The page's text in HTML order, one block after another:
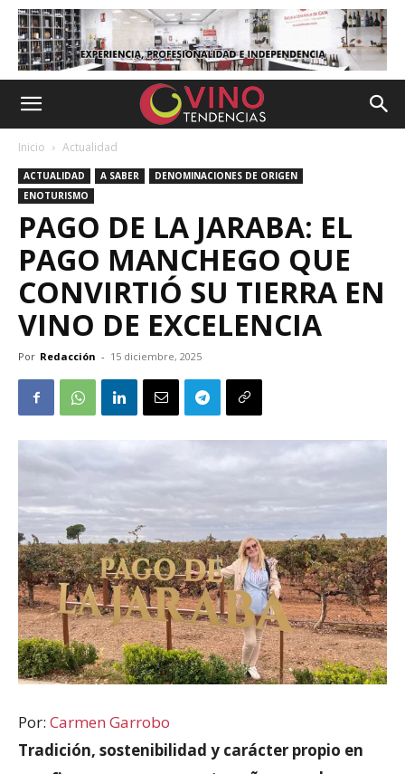
Inicio Actualidad
ACTUALIDAD A SABER
DENOMINACIONES DE ORIGEN
ENOTURISMO
PAGO DE LA JARABA: EL
PAGO MANCHEGO QUE
CONVIRTIÓ SU TIERRA EN
VINO DE EXCELENCIA
Por Redacción - 15 diciembre, 2025
Por: Carmen Garrobo
Tradición, sostenibilidad y carácter propio en